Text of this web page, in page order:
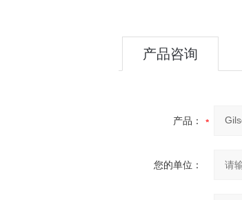
产品咨询
产品：
您的单位：